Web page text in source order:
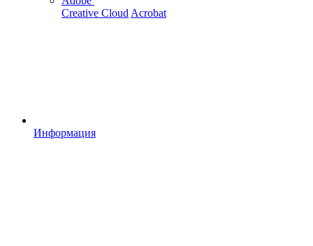
Creative Cloud Acrobat
Информация